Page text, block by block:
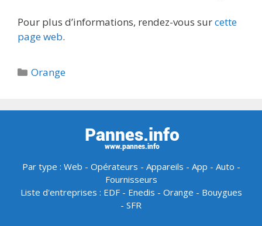
Pour plus d’informations, rendez-vous surcette
page web.
Catégories
Orange
Par type : Web - Opérateurs - Appareils - App - Auto -
Fournisseurs
Liste d'entreprises : EDF- Enedis - Orange - Bouygues
- SFR